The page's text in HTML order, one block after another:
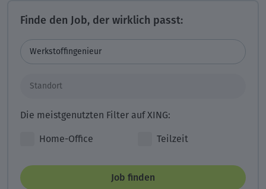
Finde den Job, der wirklich passt:
Job finden
Die meistgenutzten Filter auf XING:
Home-Office Teilzeit